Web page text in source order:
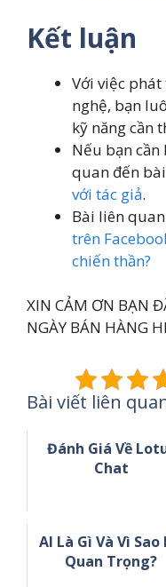
Kết luận
Với việc
nghệ, bạn
kỹ năng cần
Nếu bạn
quan đến
với tác giả.
Bài liên
trên
chiến thần?
XIN CẢM ƠN BẠN
NGÀY BÁN HÀNG
Bài viết liên
Đánh Giá Về
Chat
AI Là Gì Và Vì Sao
Quan Trọng?